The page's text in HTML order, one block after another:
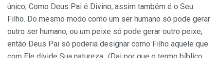
único; Como Deus Pai é Divino, assim também é o Seu
Filho. Do mesmo modo como um ser humano só pode gerar
outro ser humano, ou um peixe só pode gerar outro peixe,
então Deus Pai só poderia designar como Filho aquele que